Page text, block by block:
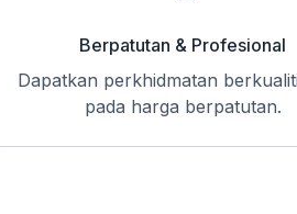
Berpatutan & Profesional
Dapatkan perkhidmatan
pada harga berpatutan.